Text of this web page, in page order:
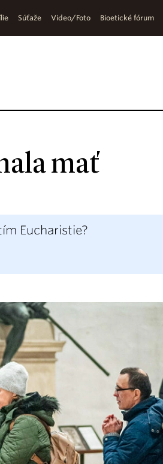
Súťaže Video/Foto Bioetické fórum
mať
Eucharistie?